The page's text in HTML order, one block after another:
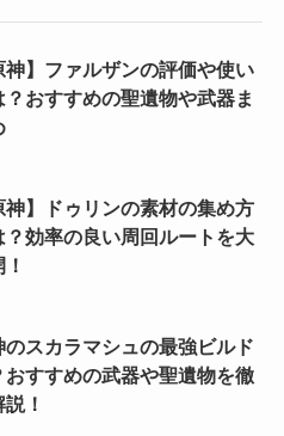
神】ファルザンの評価や使い
？おすすめの聖遺物や武器ま
神】ドゥリンの素材の集め方
？効率の良い周回ルートを大
のスカラマシュの最強ビルド
おすすめの武器や聖遺物を徹
！